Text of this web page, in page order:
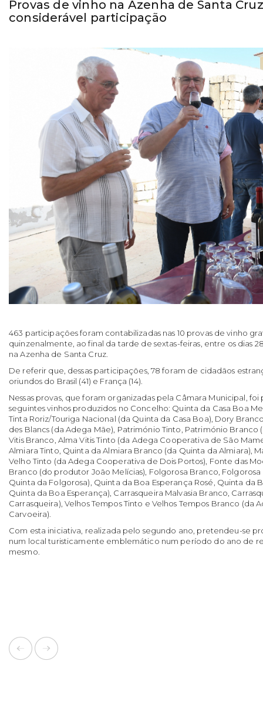
Provas de vinho na Azenha de Santa
considerável participação
463 participações foram contabilizadas nas 10 provas de vinho
quinzenalmente, ao final da tarde de sextas-feiras, entre os dias
na Azenha de Santa Cruz.
De referir que, dessas participações, 78 foram de cidadãos
oriundos do Brasil (41) e França (14).
Nessas provas, que foram organizadas pela Câmara Municipal, foi
seguintes vinhos produzidos no Concelho: Quinta da Casa Boa
Tinta Roriz/Touriga Nacional (da Quinta da Casa Boa), Dory
des Blancs (da Adega Mãe), Património Tinto, Património Branco
Vitis Branco, Alma Vitis Tinto (da Adega Cooperativa de São
Almiara Tinto, Quinta da Almiara Branco (da Quinta da Almiara),
Velho Tinto (da Adega Cooperativa de Dois Portos), Fonte das
Branco (do produtor João Melícias), Folgorosa Branco,
Quinta da Folgorosa), Quinta da Boa Esperança Rosé, Quinta da
Quinta da Boa Esperança), Carrasqueira Malvasia Branco,
Carrasqueira), Velhos Tempos Tinto e Velhos Tempos Branco (da
Carvoeira).
Com esta iniciativa, realizada pelo segundo ano, pretendeu-se
num local turisticamente emblemático num período do ano de
mesmo.